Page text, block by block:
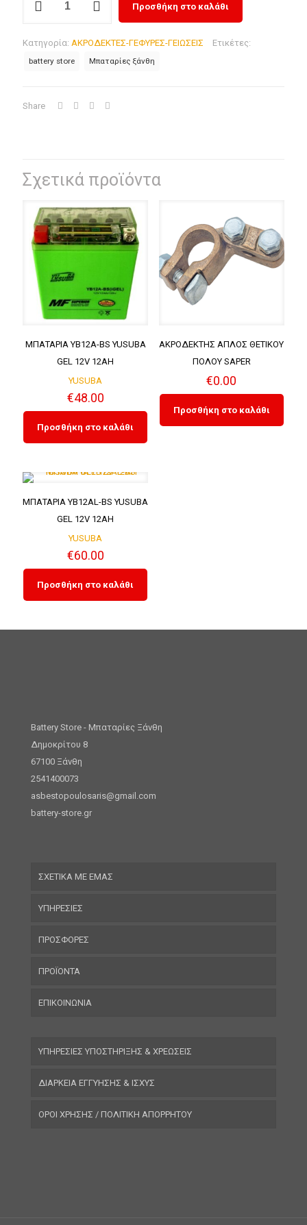
ΑΣΦΑΛΕΙΑΣ
ΠΟΛΟΥ
SAPER
Προσθήκη στο καλάθι
Κατηγορία: ΑΚΡΟΔΕΚΤΕΣ-ΓΕΦΥΡΕΣ-ΓΕΙΩΣΕΙΣ Ετικέτες:
battery store Μπαταρίες ξάνθη
Share
Σχετικά προϊόντα
ΜΠΑΤΑΡΙΑ YB12A-BS YUSUBA
GEL 12V 12AH
YUSUBA
€48.00
Προσθήκη στο καλάθι
ΑΚΡΟΔΕΚΤΗΣ ΑΠΛΟΣ ΘΕΤΙΚΟΥ
ΠΟΛΟΥ SAPER
€0.00
Προσθήκη στο καλάθι
ΜΠΑΤΑΡΙΑ YB12AL-BS YUSUBA
GEL 12V 12AH
YUSUBA
€60.00
Προσθήκη στο καλάθι
Battery Store - Μπαταρίες Ξάνθη
Δημοκρίτου 8
67100 Ξάνθη
2541400073
asbestopoulosaris@gmail.com
battery-store.gr
ΣΧΕΤΙΚΑ ΜΕ ΕΜΑΣ
ΥΠΗΡΕΣΙΕΣ
ΠΡΟΣΦΟΡΕΣ
ΠΡΟΪΟΝΤΑ
ΕΠΙΚΟΙΝΩΝΙΑ
ΥΠΗΡΕΣΙΕΣ ΥΠΟΣΤΗΡΙΞΗΣ & ΧΡΕΩΣΕΙΣ
ΔΙΑΡΚΕΙΑ ΕΓΓΥΗΣΗΣ & ΙΣΧΥΣ
ΟΡΟΙ ΧΡΗΣΗΣ / ΠΟΛΙΤΙΚΗ ΑΠΟΡΡΗΤΟΥ